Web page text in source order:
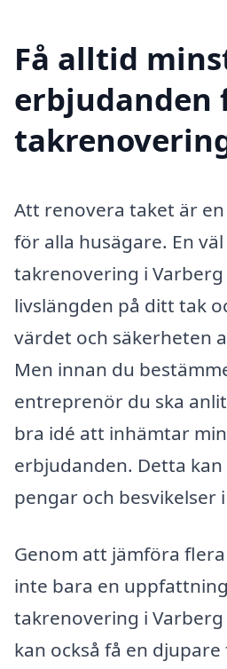
Få alltid
erbjudanden
Att renovera taket är
för alla husägare. En
takrenovering i
livslängden på ditt tak
värdet och säkerheten
Men innan du
entreprenör du ska
bra idé att inhämtar
erbjudanden. Detta
pengar och besvikelser
Genom att jämföra
inte bara en
takrenovering i
kan också få en